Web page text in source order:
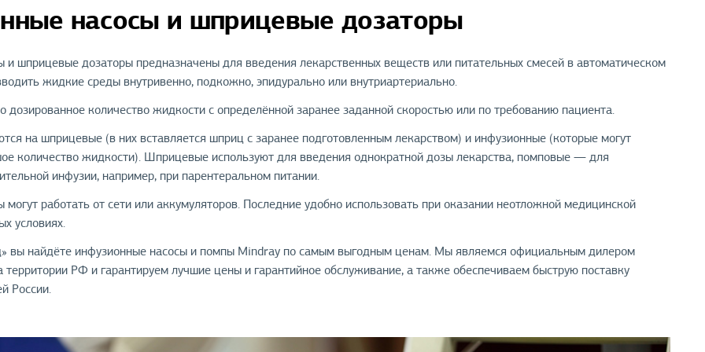
насосы и шприцевые дозаторы
и шприцевые дозаторы предназначены для введения лекарственных веществ или питательных смесей в автоматическом
жидкие среды внутривенно, подкожно, эпидурально или внутриартериально.
дозированное количество жидкости с определённой заранее заданной скоростью или по требованию пациента.
на шприцевые (в них вставляется шприц с заранее подготовленным лекарством) и инфузионные (которые могут
количество жидкости). Шприцевые используют для введения однократной дозы лекарства, помповые — для
инфузии, например, при парентеральном питании.
работать от сети или аккумуляторов. Последние удобно использовать при оказании неотложной медицинской
условиях.
вы найдёте инфузионные насосы и помпы Mindray по самым выгодным ценам. Мы являемся официальным дилером
РФ и гарантируем лучшие цены и гарантийное обслуживание, а также обеспечиваем быструю поставку
России.